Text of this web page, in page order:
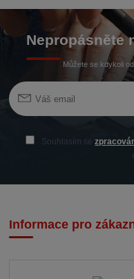
Nepropásněte
Můžete se kdykoli
Souhlasím se
Informace pro